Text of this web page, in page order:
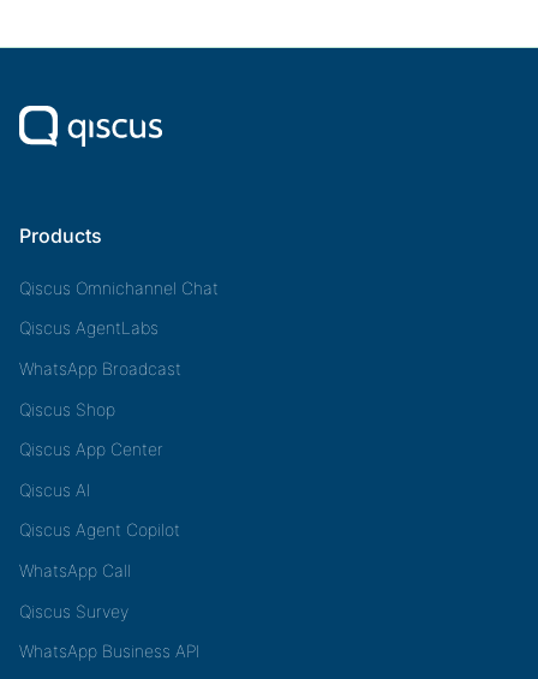
Products
Qiscus Omnichannel Chat
Qiscus AgentLabs
WhatsApp Broadcast
Qiscus Shop
Qiscus App Center
Qiscus AI
Qiscus Agent Copilot
WhatsApp Call
Qiscus Survey
WhatsApp Business API